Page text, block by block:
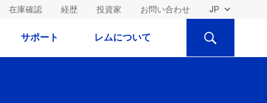
在庫確認 経歴 投資家 お問い合わせ
サポート レムについて
検